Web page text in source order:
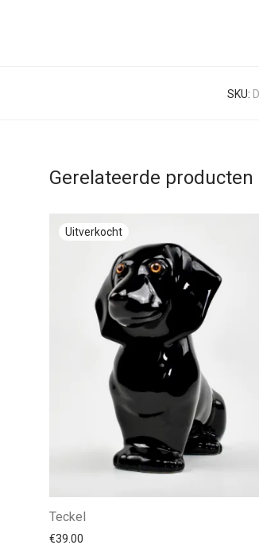
SKU:
Gerelateerde producten
Teckel
€39.00